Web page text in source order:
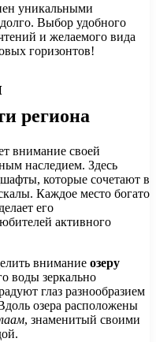
уникальными
Выбор удобного
и желаемого вида
горизонтов!
региона
внимание своей
наследием. Здесь
которые сочетают в
Каждое место богато
его
активного
внимание озеру
воды зеркально
глаз разнообразием
озера расположены
, знаменитый своими